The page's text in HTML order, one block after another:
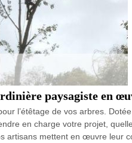
paysagiste en
l’étêtage de vos arbres.
en charge votre projet,
artisans mettent en œuvre leur